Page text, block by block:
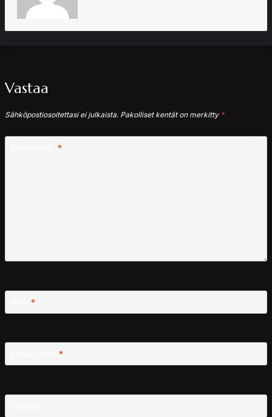
Vastaa
Sähköpostiosoitettasi ei julkaista. Pakolliset kentät on merkitty *
*
*
*